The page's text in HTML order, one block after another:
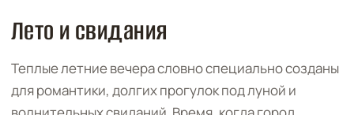
Лето и свидания
Теплые летние вечера словно специально созданы
для романтики, долгих прогулок под луной и